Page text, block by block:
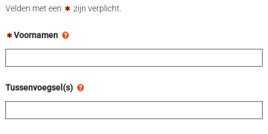
Velden met een zijn verplicht.
Voornamen
Tussenvoegsel(s)